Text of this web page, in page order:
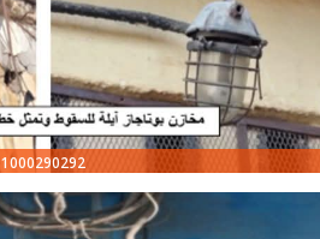
1000290292